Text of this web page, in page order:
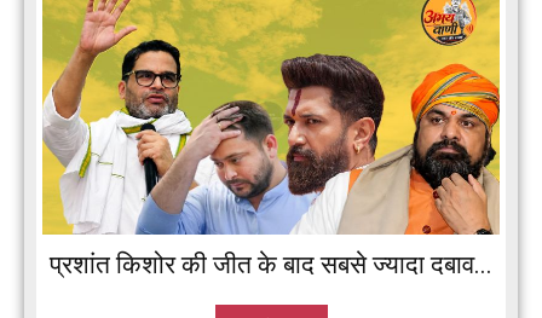
प्रशांत किशोर की जीत के बाद सबसे ज्यादा दबाव...